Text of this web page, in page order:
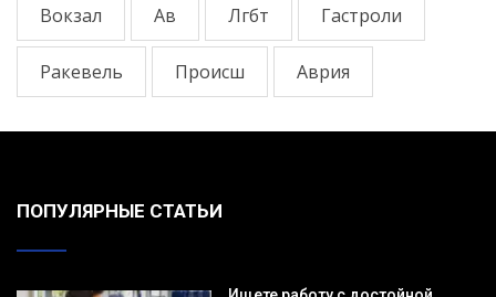
Вокзал Ав Лгбт Гастроли
Ракевель Происш Аврия
ПОПУЛЯРНЫЕ СТАТЬИ